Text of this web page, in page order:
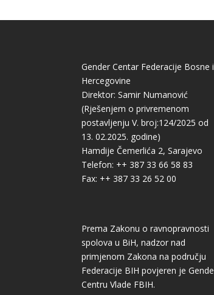
Gender Centar Federacije Bosne i
Hercegovine
Direktor: Samir Numanović
(Rješenjem o privremenom
postavljenju V. broj:124/2025 od
13. 02.2025. godine)
Hamdije Čemerlića 2, Sarajevo
Telefon: ++ 387 33 66 58 83
Fax: ++ 387 33 26 52 00
Prema Zakonu o ravnopravnosti
spolova u BiH, nadzor nad
primjenom Zakona na području
Federacije BIH povjeren je
Centru Vlade FBIH.